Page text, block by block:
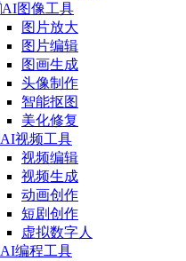
AI图像工具
图片放大
图片编辑
图画生成
头像制作
智能抠图
美化修复
AI视频工具
视频编辑
视频生成
动画创作
短剧创作
虚拟数字人
AI编程工具